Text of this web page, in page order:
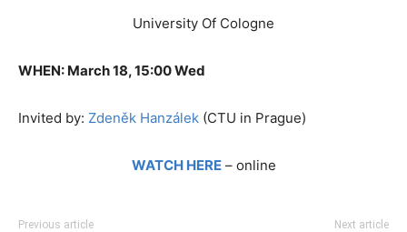
University Of Cologne
WHEN: March 18, 15:00 Wed
Invited by: Zdeněk Hanzálek (CTU in Prague)
WATCH HERE– online
Previous article Next article